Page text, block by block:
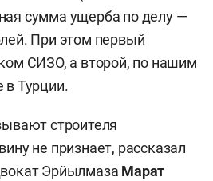
сумма ущерба по делу —
При этом первый
СИЗО, а второй, по нашим
в Турции.
строителя
не признает, рассказал
Эрйылмаза Марат